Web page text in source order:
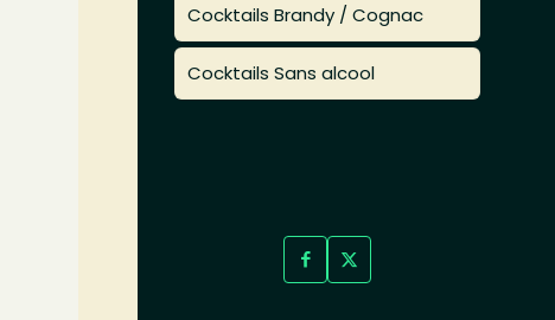
Cocktails Brandy / Cognac
Cocktails Sans alcool